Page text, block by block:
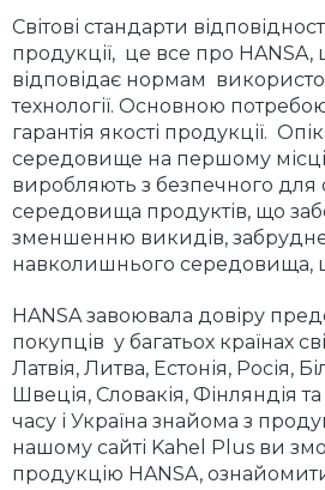
Світові стандарти
продукції, це все про HANSA,
відповідає нормам
технології. Основною
гарантія якості продукції.
середовище на першому
виробляють з безпечного для
середовища продуктів, що
зменшенню викидів,
навколишнього середовища,
HANSA завоювала довіру
покупців у багатьох країнах
Латвія, Литва, Естонія, Росія,
Швеція, Словакія, Фінляндія
часу і Україна знайома з
нашому сайті Kahel Plus ви
продукцію HANSA,